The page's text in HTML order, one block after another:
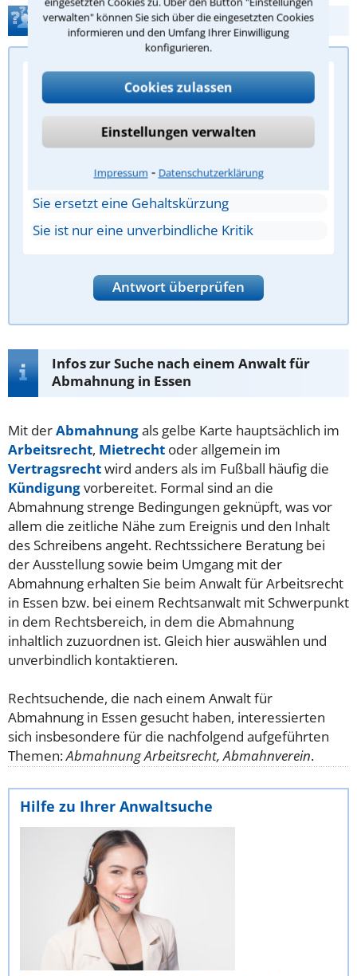
verwalten" können Sie sich über die eingesetzten Cookies
informieren und den Umfang Ihrer Einwilligung
konfigurieren.
Cookies zulassen
Einstellungen verwalten
Impressum ⁃ Datenschutzerklärung
Abmahnung im Arbeitsrecht
Frage 1/5: Welchen Zweck hat eine
Abmahnung im Arbeitsrecht?
Sie beendet das Arbeitsverhältnis sofort
Kündigung
Sie ersetzt eine Gehaltskürzung
Sie ist nur eine unverbindliche Kritik
Antwort überprüfen
Infos zur Suche nach einem Anwalt für
Abmahnung in Essen
Mit derAbmahnungals gelbe Karte hauptsächlich im
Arbeitsrecht, Mietrecht oder allgemein im
Vertragsrechtwird anders als im Fußball häufig die
Kündigungvorbereitet. Formal sind an die
Abmahnung strenge Bedingungen geknüpft, was vor
allem die zeitliche Nähe zum Ereignis und den Inhalt
des Schreibens angeht. Rechtssichere Beratung bei
der Ausstellung sowie beim Umgang mit der
Abmahnung erhalten Sie beim Anwalt für Arbeitsrecht
in Essen bzw. bei einem Rechtsanwalt mit Schwerpunkt
in dem Rechtsbereich, in dem die Abmahnung
inhaltlich zuzuordnen ist. Gleich hier auswählen und
unverbindlich kontaktieren.
Rechtsuchende, die nach einem Anwalt für
Abmahnung in Essen gesucht haben, interessierten
sich insbesondere für die nachfolgend aufgeführten
Themen:Abmahnung Arbeitsrecht, Abmahnverein.
Hilfe zu Ihrer Anwaltsuche